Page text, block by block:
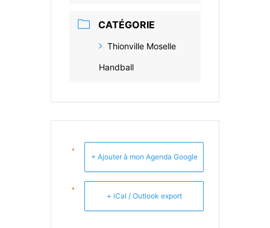
CATÉGORIE
Thionville Moselle
Handball
+ Ajouter à mon Agenda Google
+ iCal / Outlook export